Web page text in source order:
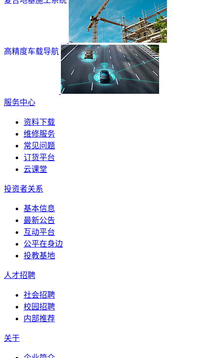
高精度车载导航
服务中心
资料下载
维修服务
常见问题
订货平台
云课堂
投资者关系
基本信息
最新公告
互动平台
公平在身边
投教基地
人才招聘
社会招聘
校园招聘
内部推荐
关于